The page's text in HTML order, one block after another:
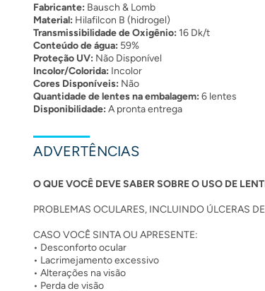
Fabricante: Bausch & Lomb
Material: Hilafilcon B (hidrogel)
Transmissibilidade de Oxigênio: 16 Dk/t
Conteúdo de água: 59%
Proteção UV: Não Disponível
Incolor/Colorida: Incolor
Cores Disponíveis: Não
Quantidade de lentes na embalagem: 6 lentes
Disponibilidade: A pronta entrega
ADVERTÊNCIAS
O QUE VOCÊ DEVE SABER SOBRE O USO DE
PROBLEMAS OCULARES, INCLUINDO ÚLCERAS
CASO VOCÊ SINTA OU APRESENTE:
• Desconforto ocular
• Lacrimejamento excessivo
• Alterações na visão
• Perda de visão